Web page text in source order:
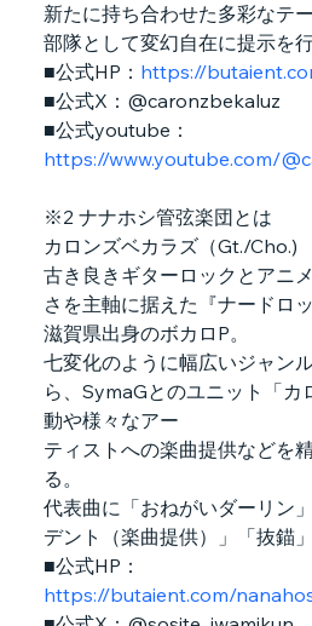
新たに持ち合わせた多彩なテ
部隊として変幻自在に提示を行
■公式HP： https://
■公式X：@caronzbekaluz
■公式youtube：
https://www.youtube.com/
※2 ナナホシ管弦楽団とは
カロンズベカラズ（Gt./Cho.)
古き良きギターロックとアニ
さを主軸に据えた『ナードロ
滋賀県出身のボカロP。
七変化のように幅広いジャン
ら、SymaGとのユニット「カ
動や様々なアー
ティストへの楽曲提供などを
る。
代表曲に「おねがいダーリン
デント（楽曲提供）」「抜錨
■公式HP：
https://butaient.com/